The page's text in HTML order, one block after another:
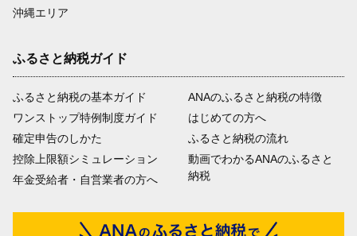
沖縄エリア
ふるさと納税ガイド
ふるさと納税の基本ガイド
ワンストップ特例制度ガイド
確定申告のしかた
控除上限額シミュレーション
年金受給者・自営業者の方へ
ANAのふるさと納税の特徴
はじめての方へ
ふるさと納税の流れ
動画でわかるANAのふるさと
納税